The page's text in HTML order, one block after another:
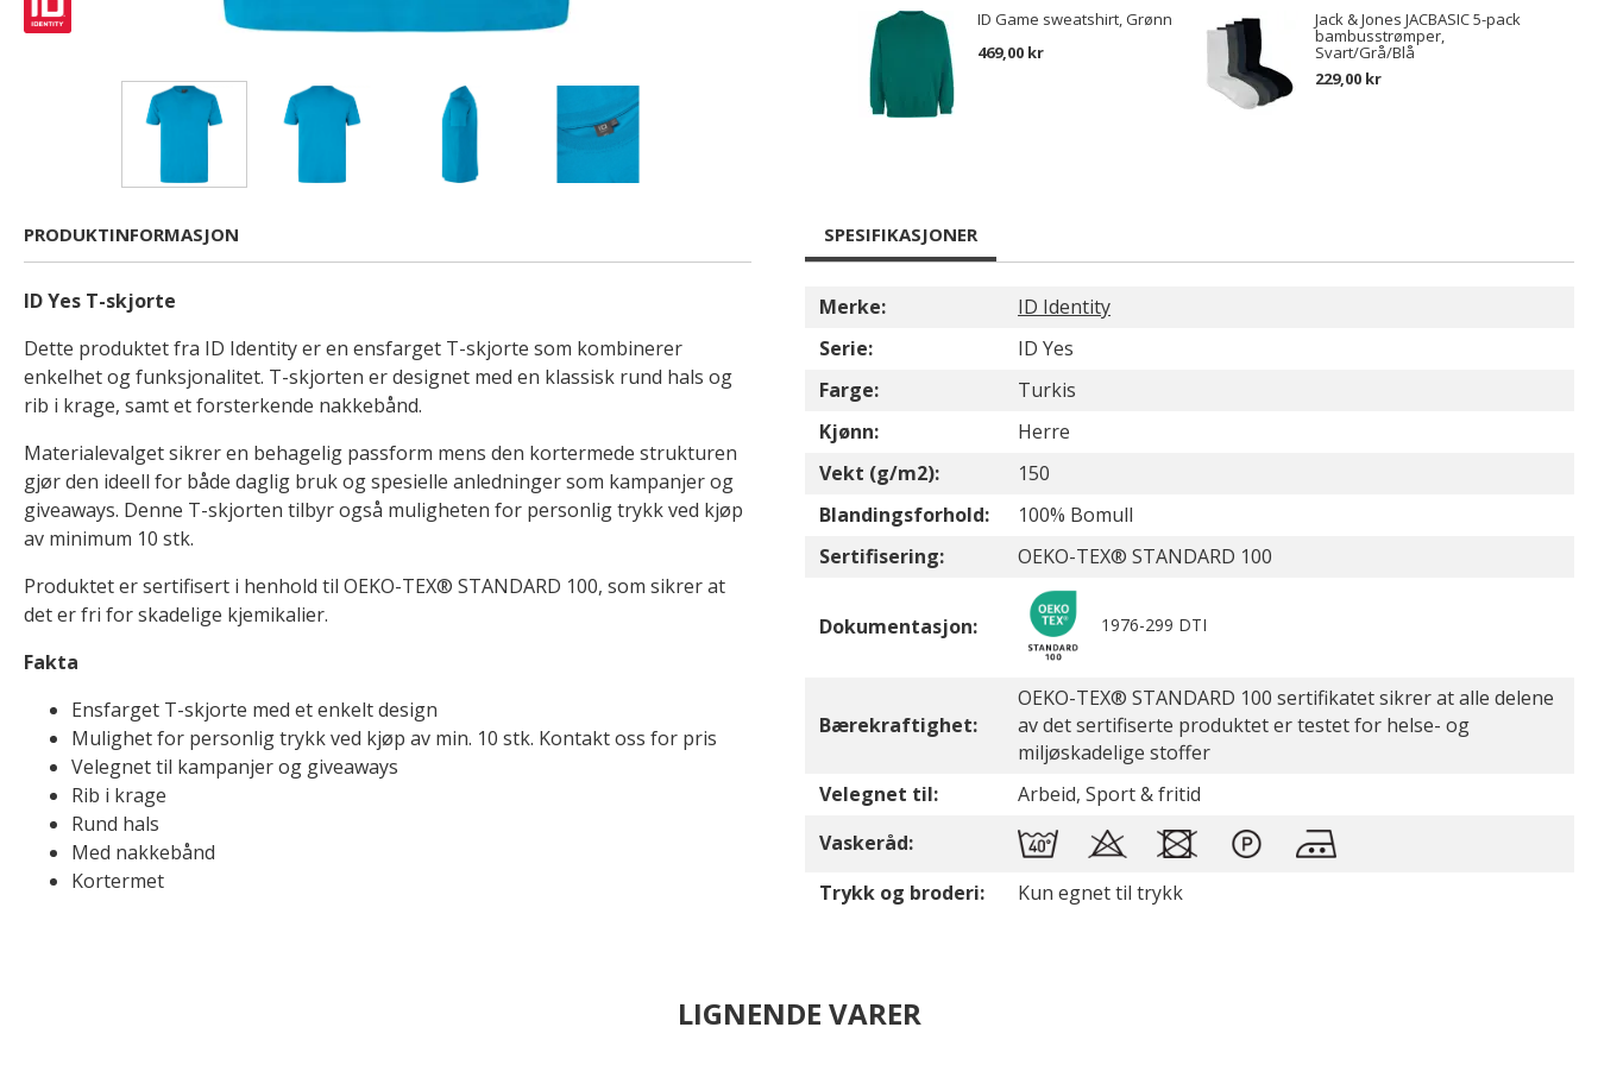
ID Game sweatshirt, Grønn
469,00 kr
Jack & Jones JACBASIC 5-pack
bambusstrømper,
Svart/Grå/Blå
229,00 kr
PRODUKTINFORMASJON
ID Yes T-skjorte
Dette produktet fra ID Identity er en ensfarget T-skjorte som kombinerer
enkelhet og funksjonalitet. T-skjorten er designet med en klassisk rund hals og
rib i krage, samt et forsterkende nakkebånd.
Materialevalget sikrer en behagelig passform mens den kortermede strukturen
gjør den ideell for både daglig bruk og spesielle anledninger som kampanjer og
giveaways. Denne T-skjorten tilbyr også muligheten for personlig trykk ved kjøp
av minimum 10 stk.
Produktet er sertifisert i henhold til OEKO-TEX® STANDARD 100, som sikrer at
det er fri for skadelige kjemikalier.
Fakta
Ensfarget T-skjorte med et enkelt design
Mulighet for personlig trykk ved kjøp av min. 10 stk. Kontakt oss for pris
Velegnet til kampanjer og giveaways
Rib i krage
Rund hals
Med nakkebånd
Kortermet
SPESIFIKASJONER
Merke:
ID Identity
Serie:
ID Yes
Farge:
Turkis
Kjønn:
Herre
Vekt (g/m2):
150
Blandingsforhold:
100% Bomull
Sertifisering:
OEKO-TEX® STANDARD 100
Dokumentasjon: 1976-299 DTI
Bærekraftighet:
OEKO-TEX® STANDARD 100 sertifikatet sikrer at alle delene
av det sertifiserte produktet er testet for helse- og
miljøskadelige stoffer
Velegnet til:
Arbeid, Sport & fritid
Vaskeråd:
Trykk og broderi:
Kun egnet til trykk
LIGNENDE VARER